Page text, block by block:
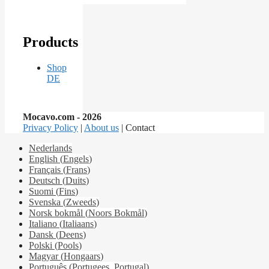
Products
Shop
DE
Mocavo.com - 2026
Privacy Policy | About us | Contact
Nederlands
English (Engels)
Français (Frans)
Deutsch (Duits)
Suomi (Fins)
Svenska (Zweeds)
Norsk bokmål (Noors Bokmål)
Italiano (Italiaans)
Dansk (Deens)
Polski (Pools)
Magyar(Hongaars)
Português (Portugees, Portugal)